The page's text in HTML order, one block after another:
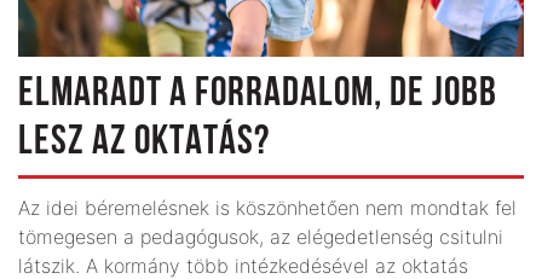
ELMARADT A FORRADALOM, DE JOBB
LESZ AZ OKTATÁS?
Az idei béremelésnek is köszönhetően nem mondtak fel
tömegesen a pedagógusok, az elégedetlenség csitulni
látszik. A kormány több intézkedésével az oktatás